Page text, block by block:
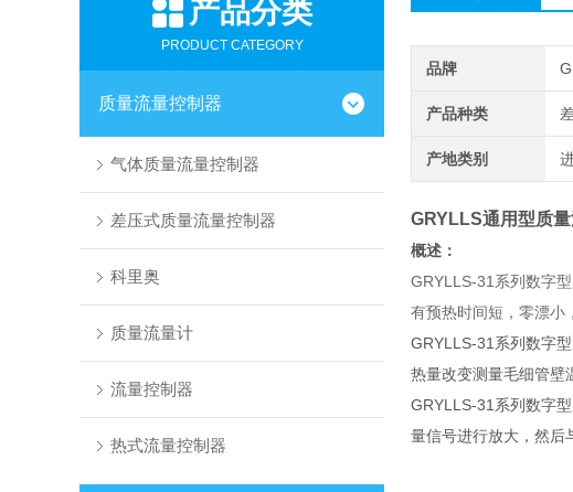
品牌
产品种类
产地类别
GRYLLS通用型质
概述：
GRYLLS-31系列数字
有预热时间短，零漂小
GRYLLS-31系列数字
热量改变测量毛细管壁
GRYLLS-31系列数字
量信号进行放大，然后
产品分类
PRODUCT CATEGORY
质量流量控制器
气体质量流量控制器
差压式质量流量控制器
科里奥
质量流量计
流量控制器
热式流量控制器